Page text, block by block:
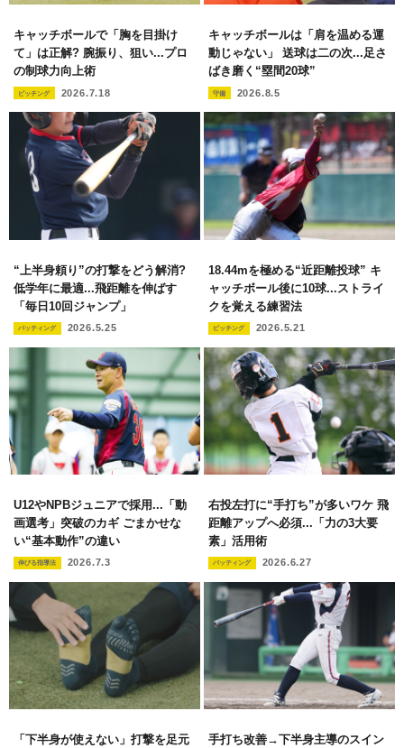
キャッチボールで「胸を目掛け
て」は正解? 腕振り、狙い...プロ
の制球力向上術
ピッチング 2026.7.18
キャッチボールは「肩を温める運
動じゃない」 送球は二の次...足さ
ばき磨く“塁間20球”
守備 2026.8.5
“上半身頼り”の打撃をどう解消?
低学年に最適...飛距離を伸ばす
「毎日10回ジャンプ」
バッティング 2026.5.25
18.44mを極める“近距離投球” キ
ャッチボール後に10球...ストライ
クを覚える練習法
ピッチング 2026.5.21
U12やNPBジュニアで採用...「動
画選考」突破のカギ ごまかせな
い“基本動作”の違い
伸びる指導法 2026.7.3
右投左打に“手打ち”が多いワケ 飛
距離アップへ必須...「力の3大要
素」活用術
バッティング 2026.6.27
「下半身が使えない」打撃を足元 手打ち改善→下半身主導のスイン